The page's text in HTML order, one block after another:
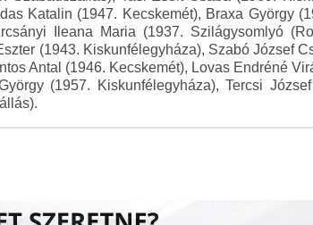
Katalin (1947. Kecskemét), Braxa György
Ileana Maria (1937. Szilágysomlyó
(1943. Kiskunfélegyháza), Szabó József
Antal (1946. Kecskemét), Lovas Endréné
(1957. Kiskunfélegyháza), Tercsi